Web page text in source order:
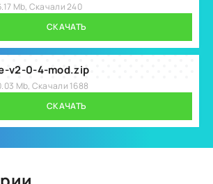
Mb, Скачали 240
СКАЧАТЬ
v2-0-4-mod.zip
Mb, Скачали 1688
СКАЧАТЬ